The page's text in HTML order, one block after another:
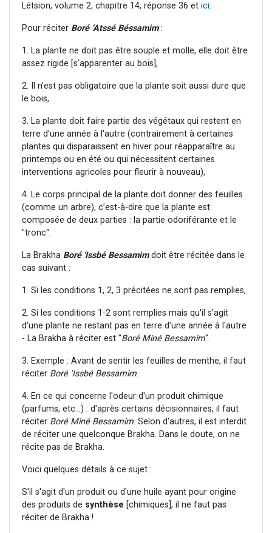
Létsion, volume 2, chapitre 14, réponse 36 et ici.
Pour réciter Boré ‘Atssé Béssamim:
1. La plante ne doit pas être souple et molle, elle doit être
assez rigide [s'apparenter au bois],
2. Il n'est pas obligatoire que la plante soit aussi dure que
le bois,
3. La plante doit faire partie des végétaux qui restent en
terre d'une année à l'autre (contrairement à certaines
plantes qui disparaissent en hiver pour réapparaître au
printemps ou en été ou qui nécessitent certaines
interventions agricoles pour fleurir à nouveau),
4. Le corps principal de la plante doit donner des feuilles
(comme un arbre), c’est-à-dire que la plante est
composée de deux parties : la partie odoriférante et le
"tronc".
La Brakha Boré 'Issbé Bessamimdoit être récitée dans le
cas suivant :
1. Si les conditions 1, 2, 3 précitées ne sont pas remplies,
2. Si les conditions 1-2 sont remplies mais qu'il s'agit
d'une plante ne restant pas en terre d'une année à l'autre
- La Brakha à réciter est "Boré Miné Bessamim".
3. Exemple : Avant de sentir les feuilles de menthe, il faut
réciter Boré 'Issbé Bessamim.
4. En ce qui concerne l'odeur d'un produit chimique
(parfums, etc...) : d'après certains décisionnaires, il faut
réciter Boré Miné Bessamim. Selon d'autres, il est interdit
de réciter une quelconque Brakha. Dans le doute, on ne
récite pas de Brakha.
Voici quelques détails à ce sujet :
S'il s'agit d'un produit ou d'une huile ayant pour origine
des produits de synthèse [chimiques], il ne faut pas
réciter de Brakha !